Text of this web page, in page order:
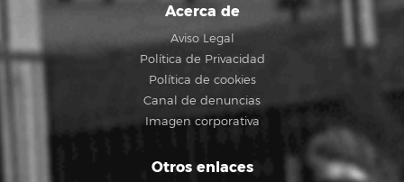
Acerca de
Aviso Legal
Política de Privacidad
Política de cookies
Canal de denuncias
Imagen corporativa
Otros enlaces